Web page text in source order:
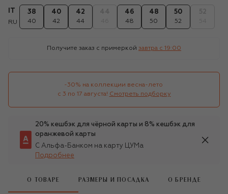
RU
38
40
40
42
42
44
46
48
48
50
50
52
Получите заказ с примеркой завтра c 19:00
-30% на коллекции весна-лето
с 3 по 17 августа! Смотреть подборку
20% кешбэк для чёрной карты и 8% кешбэк для
оранжевой карты
С Альфа-Банком на карту ЦУМа
Подробнее
О ТОВАРЕ РАЗМЕРЫ И ПОСАДКА О БРЕНДЕ